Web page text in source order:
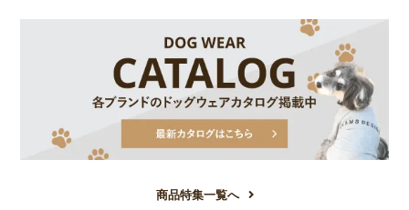
商品特集一覧へ